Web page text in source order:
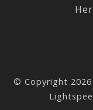
© Copyright